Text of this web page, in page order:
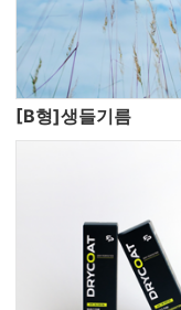
[B형]생들기름